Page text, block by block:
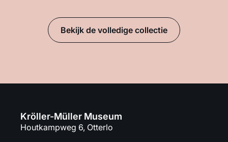
Bekijk de volledige collectie
Kröller-Müller Museum
Houtkampweg 6, Otterlo